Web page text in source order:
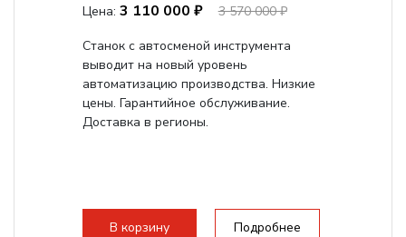
Цена: 3 110 000 ₽
3 570 000 ₽
Станок с автосменой инструмента
выводит на новый уровень
автоматизацию производства. Низкие
цены. Гарантийное обслуживание.
Доставка в регионы.
В корзину Подробнее